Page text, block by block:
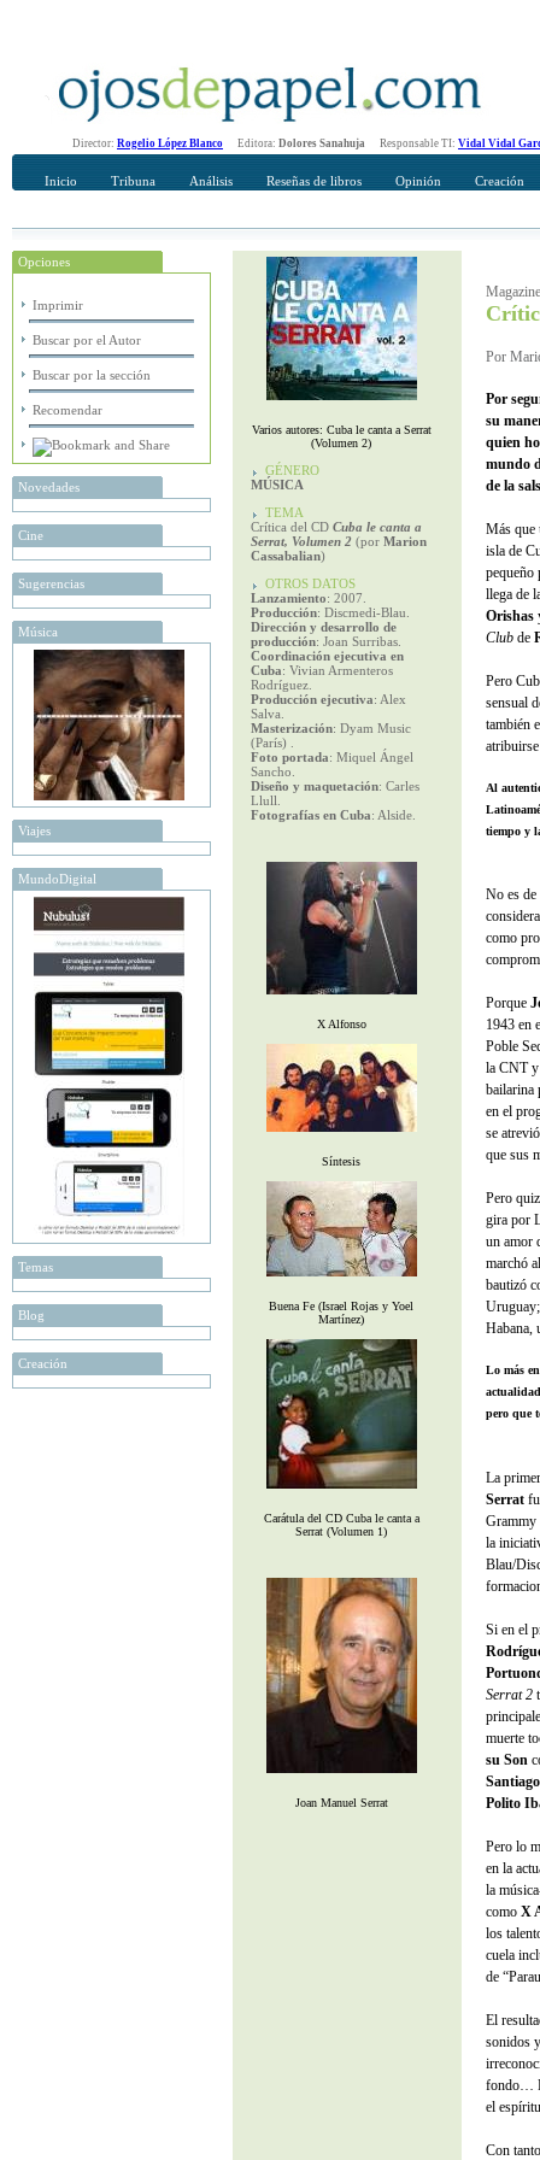
Director: Rogelio López Blanco Editora: Dolores Sanahuja Responsable TI: Vidal Vidal
Inicio Tribuna Análisis Reseñas de libros Opinión Creación
Opciones
Imprimir
Buscar por el Autor
Buscar por la sección
Recomendar
Novedades
Cine
Sugerencias
Música
Viajes
MundoDigital
Temas
Blog
Creación
Recomendar
Su nombre Completo
Varios autores: Cuba le canta a Serrat
(Volumen 2)
GÉNERO
MÚSICA
TEMA
Crítica del CD Cuba le canta a
Serrat, Volumen 2 (por Marion
Cassabalian)
OTROS DATOS
Lanzamiento: 2007.
Producción: Discmedi-Blau.
Dirección y desarrollo de
producción: Joan Surribas.
Coordinación ejecutiva en
Cuba: Vivian Armenteros
Rodríguez.
Producción ejecutiva: Alex
Salva.
Masterización: Dyam Music
(París) .
Foto portada: Miquel Ángel
Sancho.
Diseño y maquetación: Carles
Llull.
Fotografías en Cuba: Alside.
X Alfonso
Síntesis
Buena Fe (Israel Rojas y Yoel
Martínez)
Carátula del CD Cuba le canta a
Serrat (Volumen 1)
Joan Manuel Serrat
Por
Por
su
quien
mundo
de la
Más que
isla de
pequeño
llega de
Orishas
Club de
Pero
sensual
también
Al
tiempo y
No es de
como
Porque
1943 en
Poble
la CNT y
bailarina
en el
se
que sus
Pero
gira por
un amor
marchó
bautizó
Habana,
Lo más
pero que
La
Serrat
Grammy
la
Blau/
Si en el
Serrat 2
muerte
su Son
Polito
Pero lo
en la
la
como X
los
cuela
de
El
sonidos
fondo…
el
Con